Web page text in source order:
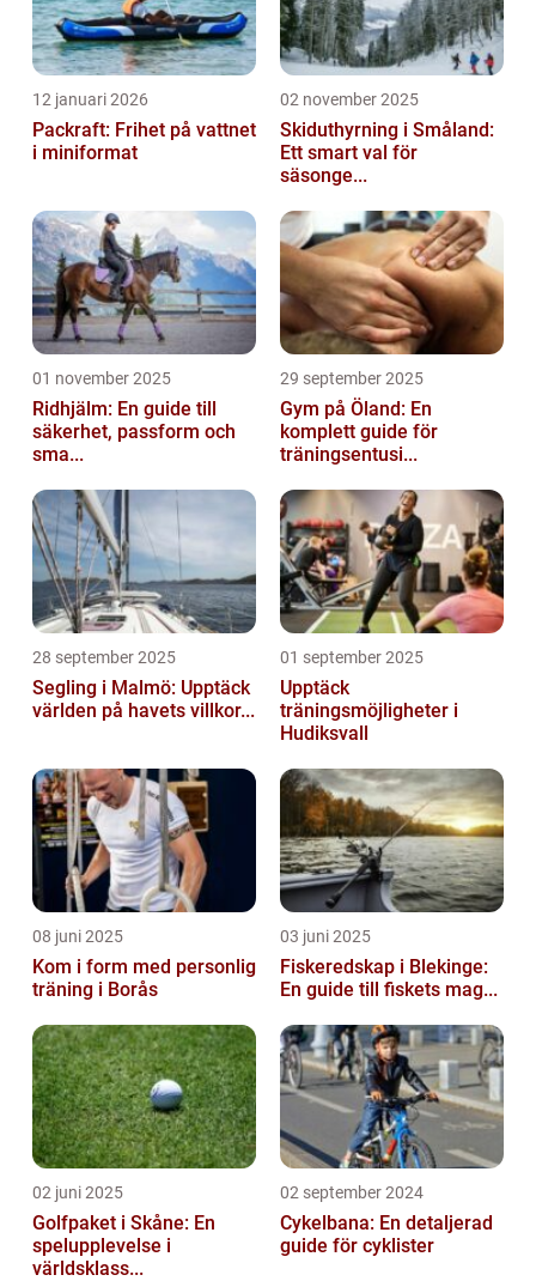
12 januari 2026
Packraft: Frihet på vattnet
i miniformat
02 november 2025
Skiduthyrning i Småland:
Ett smart val för
säsonge...
01 november 2025
Ridhjälm: En guide till
säkerhet, passform och
sma...
29 september 2025
Gym på Öland: En
komplett guide för
träningsentusi...
28 september 2025
Segling i Malmö: Upptäck
världen på havets villkor...
01 september 2025
Upptäck
träningsmöjligheter i
Hudiksvall
08 juni 2025
Kom i form med personlig
träning i Borås
03 juni 2025
Fiskeredskap i Blekinge:
En guide till fiskets mag...
02 juni 2025
Golfpaket i Skåne: En
spelupplevelse i
världsklass...
02 september 2024
Cykelbana: En detaljerad
guide för cyklister